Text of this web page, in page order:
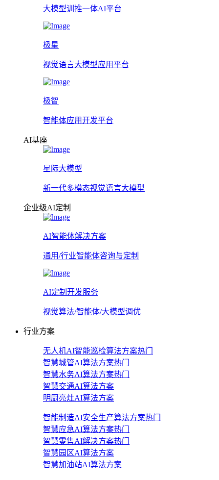
大模型训推一体AI平台
极星
视觉语言大模型应用平台
极智
智能体应用开发平台
AI基座
星际大模型
新一代多模态视觉语言大模型
企业级AI定制
AI智能体解决方案
通用/行业智能体咨询与定制
AI定制开发服务
视觉算法/智能体/大模型调优
行业方案
无人机AI智能巡检算法方案热门
智慧城管AI算法方案热门
智慧水务AI算法方案热门
智慧交通AI算法方案
明厨亮灶AI算法方案
智能制造AI安全生产算法方案热门
智慧应急AI算法方案热门
智慧零售AI解决方案热门
智慧园区AI算法方案
智慧加油站AI算法方案